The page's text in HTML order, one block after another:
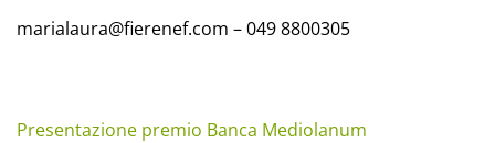
marialaura@fierenef.com – 049 8800305
Presentazione premio Banca Mediolanum